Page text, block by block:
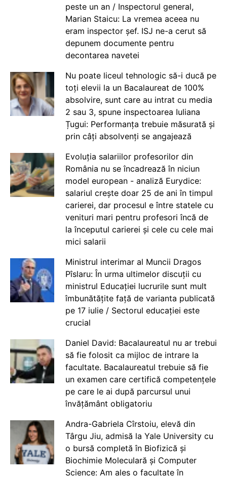
peste un an / Inspectorul general,
Marian Staicu: La vremea aceea nu
eram inspector șef. ISJ ne-a cerut să
depunem documente pentru
decontarea navetei
Nu poate liceul tehnologic să-i ducă pe
toți elevii la un Bacalaureat de 100%
absolvire, sunt care au intrat cu media
2 sau 3, spune inspectoarea Iuliana
Țugui: Performanța trebuie măsurată și
prin câți absolvenți se angajează
Evoluția salariilor profesorilor din
România nu se încadrează în niciun
model european - analiză Eurydice:
salariul crește doar 25 de ani în timpul
carierei, dar procesul e între statele cu
venituri mari pentru profesori încă de
la începutul carierei și cele cu cele mai
mici salarii
Ministrul interimar al Muncii Dragos
Pîslaru: În urma ultimelor discuții cu
ministrul Educației lucrurile sunt mult
îmbunătățite față de varianta publicată
pe 17 iulie / Sectorul educației este
crucial
Daniel David: Bacalaureatul nu ar trebui
să fie folosit ca mijloc de intrare la
facultate. Bacalaureatul trebuie să fie
un examen care certifică competențele
pe care le ai după parcursul unui
învățământ obligatoriu
Andra-Gabriela Cîrstoiu, elevă din
Târgu Jiu, admisă la Yale University cu
o bursă completă în Biofizică și
Biochimie Moleculară și Computer
Science: Am ales o facultate în